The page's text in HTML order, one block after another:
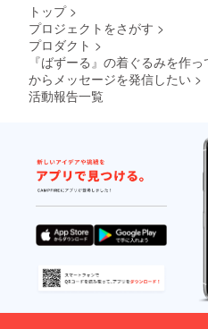
トップ >
プロジェクトをさがす >
プロダクト >
『ばずーる』の着ぐるみを作
からメッセージを発信したい >
活動報告一覧